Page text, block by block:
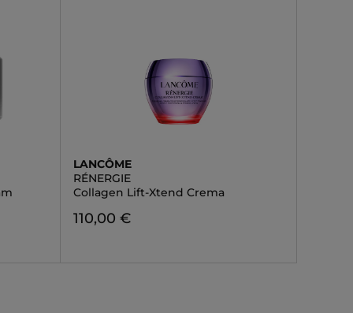
LANCÔME
RÉNERGIE
Collagen Lift-Xtend Crema
110,00 €